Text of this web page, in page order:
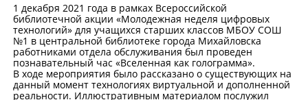
1 декабря 2021 года в рамках Всероссийской
библиотечной акции «Молодежная неделя цифровых
технологий» для учащихся старших классов МБОУ СОШ
№1 в центральной библиотеке города Михайловска
работниками отдела обслуживания был проведен
познавательный час «Вселенная как голограмма».
В ходе мероприятия было рассказано о существующих на
данный момент технологиях виртуальной и дополненной
реальности. Иллюстративным материалом послужил